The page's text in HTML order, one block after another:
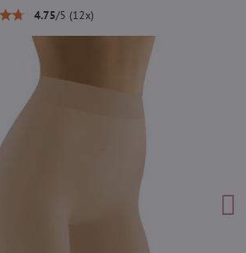
4.75/5 (12x)